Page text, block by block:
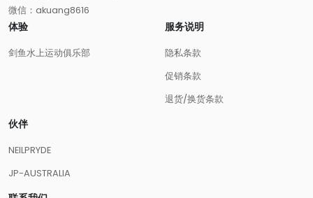
微信：akuang8616
体验
剑鱼水上运动俱乐部
服务说明
隐私条款
促销条款
退货/换货条款
伙伴
NEILPRYDE
JP-AUSTRALIA